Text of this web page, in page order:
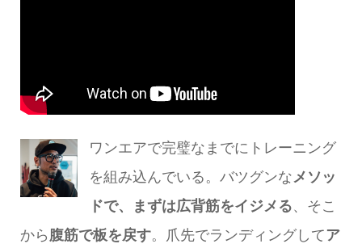
ワンエアで完璧なまでにトレーニング
を組み込んでいる。バツグンな メソッ
ドで、まずは広背筋をイジメる、そこ
から 腹筋で板を戻す。爪先でランディングしてア